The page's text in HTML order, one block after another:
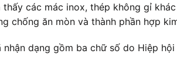
các mác inox, thép không gỉ
chống ăn mòn và thành phần hợp
dạng gồm ba chữ số do Hiệp